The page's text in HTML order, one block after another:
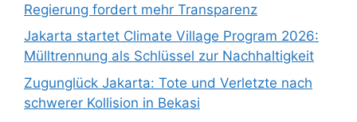
Regierung fordert mehr Transparenz
Jakarta startet Climate Village Program 2026:
Mülltrennung als Schlüssel zur Nachhaltigkeit
Zugunglück Jakarta: Tote und Verletzte nach
schwerer Kollision in Bekasi